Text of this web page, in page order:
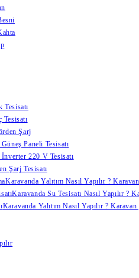
Tesisatı
Şarj
Paneli Tesisatı
220 V Tesisatı
Şarj Tesisatı
Karavanda Yalıtım Nasıl Yapılır ?
Karavanda Su Tesisatı Nasıl Yapılır ?
Karavanda Yalıtım Nasıl Yapılır ?